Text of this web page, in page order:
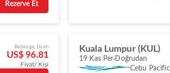
Rezerve Et
Başlangıç fiyatı
US$ 96.81
Fiyat/ Kişi
Kuala Lumpur (KUL)
19 Kas Per Doğrudan
Cebu Pacific